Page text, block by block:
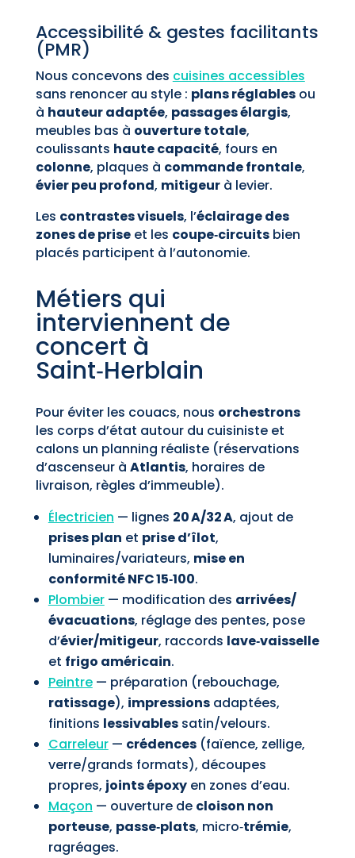
Accessibilité & gestes facilitants
(PMR)
Nous concevons des cuisines accessibles
sans renoncer au style : plans réglablesou
à hauteur adaptée, passages élargis,
meubles bas à ouverture totale,
coulissants haute capacité, fours en
colonne, plaques à commande frontale,
évier peu profond, mitigeurà levier.
Les contrastes visuels, l’éclairage des
zones de priseet les coupe‑circuitsbien
placés participent à l’autonomie.
Métiers qui
interviennent de
concert à
Saint‑Herblain
Pour éviter les couacs, nous orchestrons
les corps d’état autour du cuisiniste et
calons un planning réaliste (réservations
d’ascenseur à Atlantis, horaires de
livraison, règles d’immeuble).
Électricien — lignes 20 A/32 A, ajout de
prises plan et prise d’îlot,
luminaires/variateurs, mise en
conformité NFC 15‑100.
Plombier— modification des arrivées/
évacuations, réglage des pentes, pose
d’évier/mitigeur, raccords lave‑vaisselle
et frigo américain.
Peintre— préparation (rebouchage,
ratissage), impressionsadaptées,
finitions lessivablessatin/velours.
Carreleur— crédences(faïence, zellige,
verre/grands formats), découpes
propres, joints époxyen zones d’eau.
Maçon — ouverture de cloison non
porteuse, passe‑plats, micro‑trémie,
ragréages.